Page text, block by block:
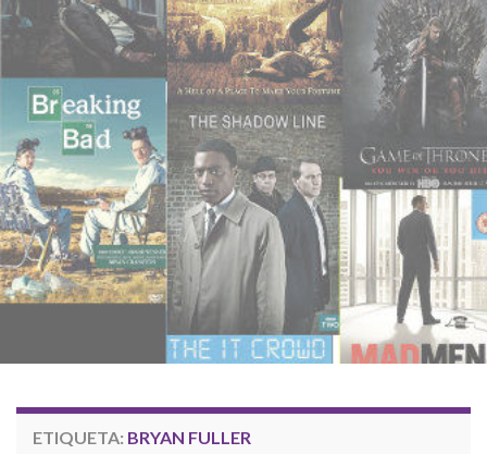
ETIQUETA: BRYAN FULLER